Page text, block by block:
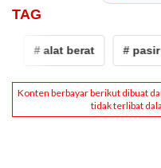
TAG
# alat berat # pasir